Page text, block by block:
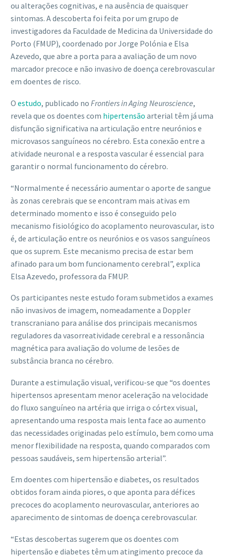
ou alterações cognitivas, e na ausência de quaisquer
sintomas. A descoberta foi feita por um grupo de
investigadores da Faculdade de Medicina da Universidade do
Porto (FMUP), coordenado por Jorge Polónia e Elsa
Azevedo, que abre a porta para a avaliação de um novo
marcador precoce e não invasivo de doença cerebrovascular
em doentes de risco.
O estudo, publicado no Frontiers in Aging Neuroscience,
revela que os doentes com hipertensão arterial têm já uma
disfunção significativa na articulação entre neurónios e
microvasos sanguíneos no cérebro. Esta conexão entre a
atividade neuronal e a resposta vascular é essencial para
garantir o normal funcionamento do cérebro.
“Normalmente é necessário aumentar o aporte de sangue
às zonas cerebrais que se encontram mais ativas em
determinado momento e isso é conseguido pelo
mecanismo fisiológico do acoplamento neurovascular, isto
é, de articulação entre os neurónios e os vasos sanguíneos
que os suprem. Este mecanismo precisa de estar bem
afinado para um bom funcionamento cerebral”, explica
Elsa Azevedo, professora da FMUP.
Os participantes neste estudo foram submetidos a exames
não invasivos de imagem, nomeadamente a Doppler
transcraniano para análise dos principais mecanismos
reguladores da vasorreatividade cerebral e a ressonância
magnética para avaliação do volume de lesões de
substância branca no cérebro.
Durante a estimulação visual, verificou-se que “os doentes
hipertensos apresentam menor aceleração na velocidade
do fluxo sanguíneo na artéria que irriga o córtex visual,
apresentando uma resposta mais lenta face ao aumento
das necessidades originadas pelo estímulo, bem como uma
menor flexibilidade na resposta, quando comparados com
pessoas saudáveis, sem hipertensão arterial”.
Em doentes com hipertensão e diabetes, os resultados
obtidos foram ainda piores, o que aponta para défices
precoces do acoplamento neurovascular, anteriores ao
aparecimento de sintomas de doença cerebrovascular.
“Estas descobertas sugerem que os doentes com
hipertensão e diabetes têm um atingimento precoce da